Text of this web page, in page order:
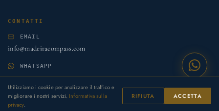
CONTATTI
EMAIL
info@madeiracompass.com
WHATSAPP
+351 927 952 043
LINKEDIN
Madeira Compass
Utilizziamo i cookie per analizzare il traffico e
migliorare i nostri servizi. Informativa sulla
privacy.
RIFIUTA ACCETTA